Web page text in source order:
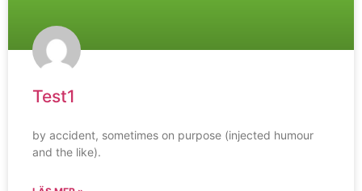
Test1
by accident, sometimes on purpose (injected humour
and the like).